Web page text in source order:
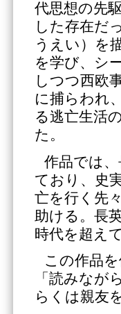
代思想の先
した存在だ
うえい）を
を学び、シ
しつつ西欧
に捕らわれ
る逃亡生活
た。
作品では
ており、史
亡を行く先
助ける。長
時代を超え
この作品
「読みなが
らくは親友